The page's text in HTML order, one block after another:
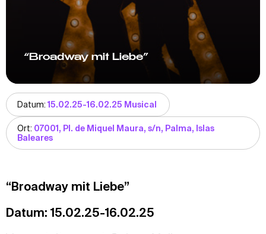
“Broadway mit Liebe”
Datum:15.02.25-16.02.25 Musical
Ort: 07001, Pl. de Miquel Maura, s/n, Palma, Islas
Baleares
“Broadway mit Liebe”
Datum: 15.02.25-16.02.25